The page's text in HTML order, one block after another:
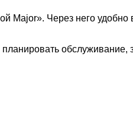
Через него